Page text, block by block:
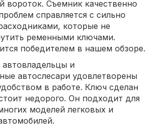
вороток. Съемник качественно
справляется с сильно
которые не
ременными ключами.
победителем в нашем обзоре.
и
автослесари удовлетворены
в работе. Ключ сделан
недорого. Он подходит для
моделей легковых и